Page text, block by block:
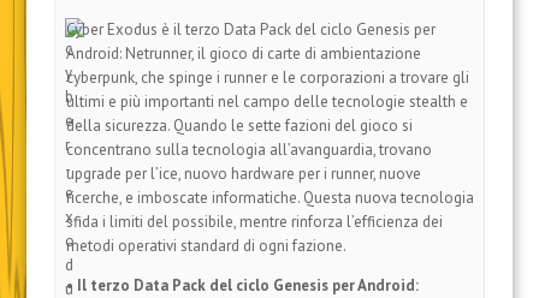
Cyber Exodus è il terzo Data Pack del ciclo Genesis per
Android: Netrunner, il gioco di carte di ambientazione
cyberpunk, che spinge i runner e le corporazioni a trovare gli
ultimi e più importanti nel campo delle tecnologie stealth e
della sicurezza. Quando le sette fazioni del gioco si
concentrano sulla tecnologia all’avanguardia, trovano
upgrade per l’ice, nuovo hardware per i runner, nuove
ricerche, e imboscate informatiche. Questa nuova tecnologia
sfida i limiti del possibile, mentre rinforza l’efficienza dei
metodi operativi standard di ogni fazione.
• Il terzo Data Pack del ciclo Genesis per Android: